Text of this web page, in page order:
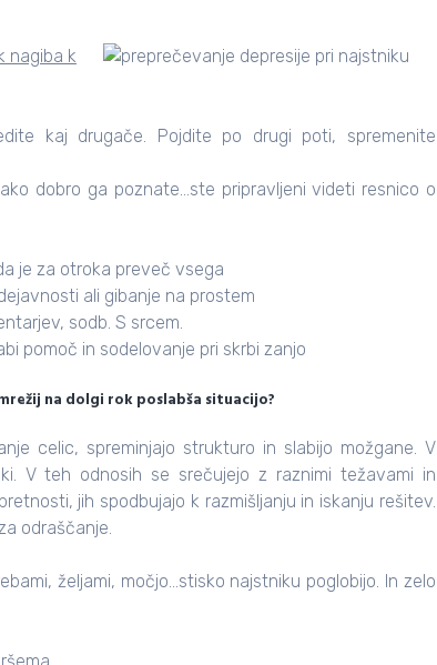
nagiba k
kaj drugače. Pojdite po drugi poti, spremenite
dobro ga poznate…ste pripravljeni videti resnico o
je za otroka preveč vsega
ali gibanje na prostem
sodb. S srcem.
pomoč in sodelovanje pri skrbi zanjo
na dolgi rok poslabša situacijo?
celic, spreminjajo strukturo in slabijo možgane. V
V teh odnosih se srečujejo z raznimi težavami in
jih spodbujajo k razmišljanju in iskanju rešitev.
odraščanje.
željami, močjo…stisko najstniku poglobijo. In zelo